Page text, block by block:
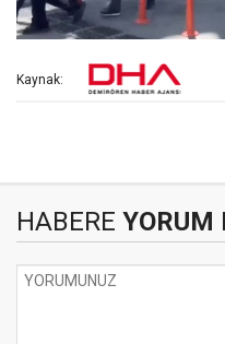
Kaynak:
HABERE YORUM